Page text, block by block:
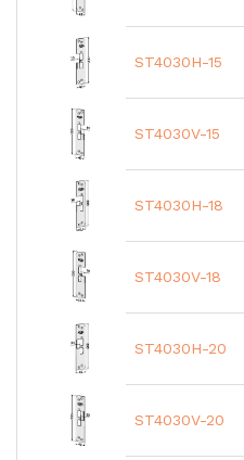
ST4030H-15
ST4030V-15
ST4030H-18
ST4030V-18
ST4030H-20
ST4030V-20